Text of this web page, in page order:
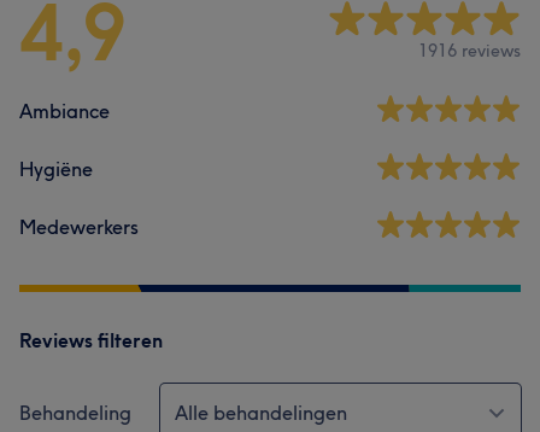
4,9 1916 reviews
Ambiance
Hygiëne
Medewerkers
Reviews filteren
Behandeling Alle behandelingen